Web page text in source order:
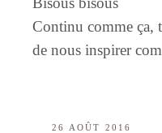
Continu comme ça,
de nous inspirer
26 AOÛT 2016